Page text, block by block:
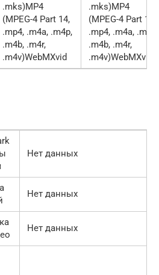
.mks)MP4
(MPEG-4 Part 14,
.mp4, .m4a, .m4p,
.m4b, .m4r,
.m4v)WebMXvid
.mks)MP4
(MPEG-4 Part 14,
.mp4, .m4a, .m4p,
.m4b, .m4r,
.m4v)WebMXvid
Нет данных
Нет данных
Нет данных